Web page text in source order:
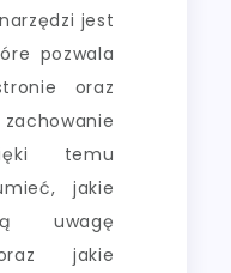
jest
pozwala
oraz
temu
jakie
uwagę
jakie